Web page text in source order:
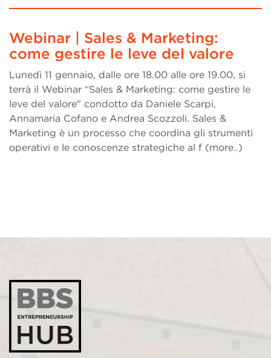
Webinar | Sales & Marketing:
come gestire le leve del valore
Lunedì 11 gennaio, dalle ore 18.00 alle ore 19.00, si
terrà il Webinar “Sales & Marketing: come gestire le
leve del valore" condotto da Daniele Scarpi,
Annamaria Cofano e Andrea Scozzoli. Sales &
Marketing è un processo che coordina gli strumenti
operativi e le conoscenze strategiche al f (more..)